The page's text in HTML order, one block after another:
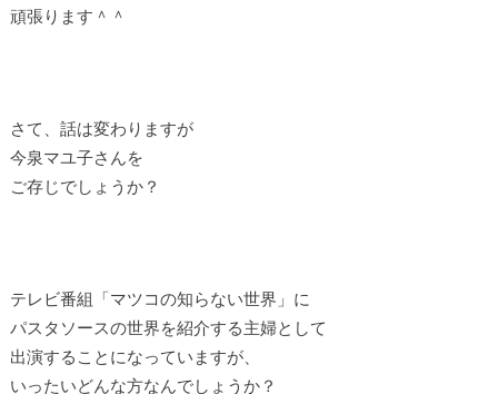
頑張ります＾＾
さて、話は変わりますが
今泉マユ子さんを
ご存じでしょうか？
テレビ番組「マツコの知らない世界」に
パスタソースの世界を紹介する主婦として
出演することになっていますが、
いったいどんな方なんでしょうか？